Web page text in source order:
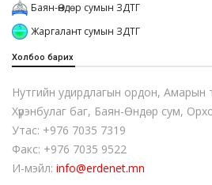
Баян-Өндөр сумын ЗДТГ
Жаргалант сумын ЗДТГ
Холбоо барих
Нутгийн удирдлагын ордон, Амарын
Хүрэнбулаг баг, Баян-Өндөр сум,
Утас: +976 7035 7319
Факс: +976 7035 9522
И-мэйл: info@erdenet.mn